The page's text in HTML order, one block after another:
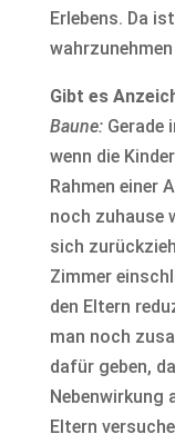
Erlebens. Da
Gibt es
Baune:Gerade
wenn die
Rahmen einer
noch zuhause
sich
Zimmer
den Eltern
man noch
dafür geben,
Nebenwirkung
Eltern